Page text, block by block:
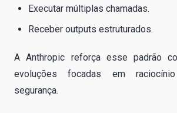
Executar múltiplas chamadas.
Receber outputs estruturados.
A Anthropic reforça esse padrão
evoluções focadas em
segurança.